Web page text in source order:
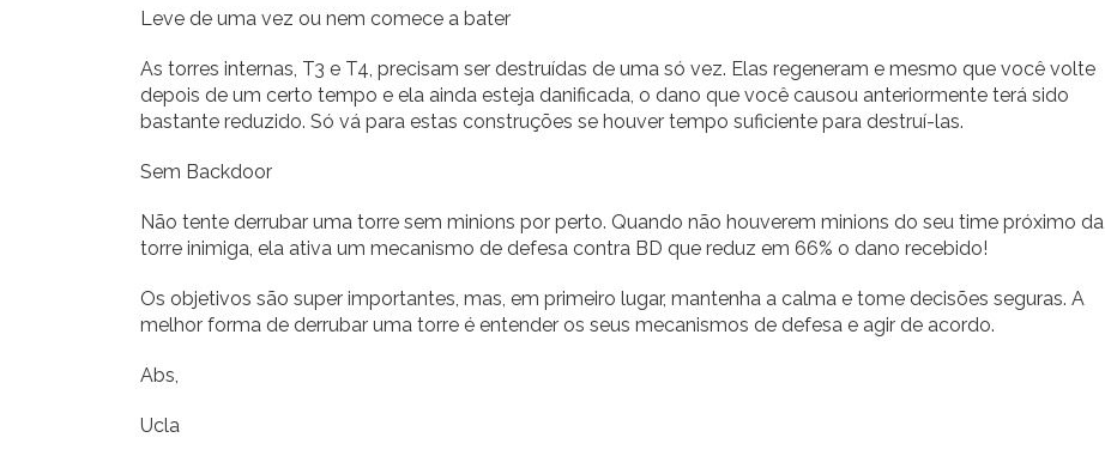
Leve de uma vez ou nem comece a bater
As torres internas, T3 e T4, precisam ser destruídas de uma só vez. Elas regeneram e mesmo que você volte
depois de um certo tempo e ela ainda esteja danificada, o dano que você causou anteriormente terá sido
bastante reduzido. Só vá para estas construções se houver tempo suficiente para destruí-las.
Sem Backdoor
Não tente derrubar uma torre sem minions por perto. Quando não houverem minions do seu time próximo da
torre inimiga, ela ativa um mecanismo de defesa contra BD que reduz em 66% o dano recebido!
Os objetivos são super importantes, mas, em primeiro lugar, mantenha a calma e tome decisões seguras. A
melhor forma de derrubar uma torre é entender os seus mecanismos de defesa e agir de acordo.
Abs,
Ucla